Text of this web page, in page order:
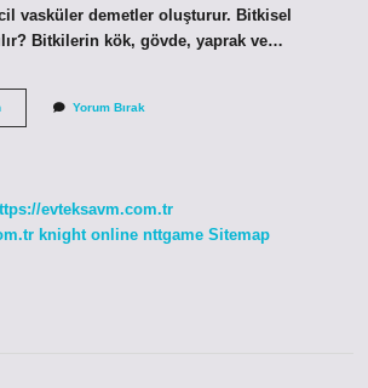
vasküler demetler oluşturur. Bitkisel
Bitkilerin kök, gövde, yaprak ve…
Iletim
Yorum Bırak
evteksavm.com.tr
knight online nttgame Sitemap